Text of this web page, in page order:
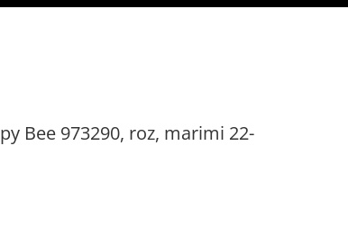
Bee 973290, roz, marimi 22-